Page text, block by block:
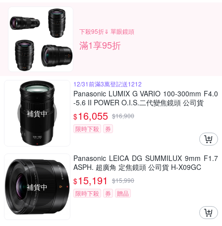
下殺95折⇓ 單眼鏡頭
滿1享95折
補貨中
12/31前滿3萬登記送1212
Panasonic LUMIX G VARIO 100-300mm F4.0
-5.6 II POWER O.I.S.二代變焦鏡頭 公司貨
$16,055 $16,900
限時下殺
券
補貨中
Panasonic LEICA DG SUMMILUX 9mm F1.7
ASPH. 超廣角 定焦鏡頭 公司貨 H-X09GC
$15,191 $15,990
限時下殺
券 贈品